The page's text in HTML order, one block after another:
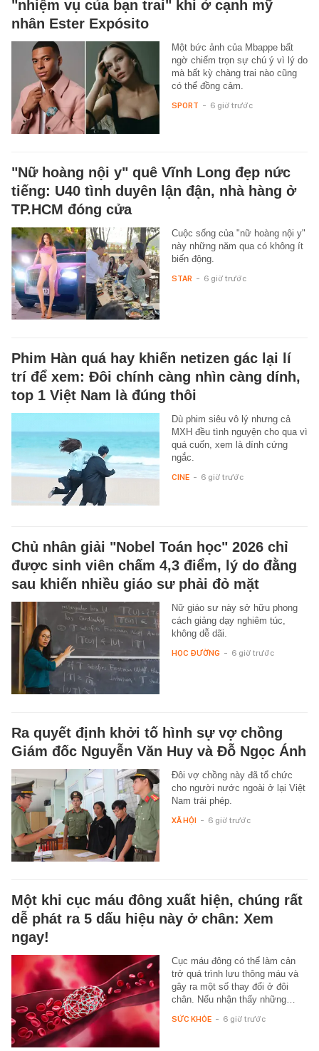
"nhiệm vụ của bạn trai" khi ở cạnh mỹ
nhân Ester Expósito
Một bức ảnh của Mbappe bất
ngờ chiếm trọn sự chú ý vì lý do
mà bất kỳ chàng trai nào cũng
có thể đồng cảm.
SPORT - 6 giờ trước
"Nữ hoàng nội y" quê Vĩnh Long đẹp nức
tiếng: U40 tình duyên lận đận, nhà hàng ở
TP.HCM đóng cửa
Cuộc sống của "nữ hoàng nội y"
này những năm qua có không ít
biến động.
STAR - 6 giờ trước
Phim Hàn quá hay khiến netizen gác lại lí
trí để xem: Đôi chính càng nhìn càng dính,
top 1 Việt Nam là đúng thôi
Dù phim siêu vô lý nhưng cả
MXH đều tình nguyện cho qua vì
quá cuốn, xem là dính cứng
ngắc.
CINE - 6 giờ trước
Chủ nhân giải "Nobel Toán học" 2026 chỉ
được sinh viên chấm 4,3 điểm, lý do đằng
sau khiến nhiều giáo sư phải đỏ mặt
Nữ giáo sư này sở hữu phong
cách giảng dạy nghiêm túc,
không dễ dãi.
HỌC ĐƯỜNG - 6 giờ trước
Ra quyết định khởi tố hình sự vợ chồng
Giám đốc Nguyễn Văn Huy và Đỗ Ngọc Ánh
Đôi vợ chồng này đã tổ chức
cho người nước ngoài ở lại Việt
Nam trái phép.
XÃ HỘI - 6 giờ trước
Một khi cục máu đông xuất hiện, chúng rất
dễ phát ra 5 dấu hiệu này ở chân: Xem
ngay!
Cục máu đông có thể làm cản
trở quá trình lưu thông máu và
gây ra một số thay đổi ở đôi
chân. Nếu nhận thấy những…
SỨC KHỎE - 6 giờ trước